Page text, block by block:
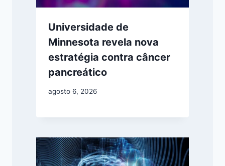
Universidade de
Minnesota revela nova
estratégia contra câncer
pancreático
agosto 6, 2026